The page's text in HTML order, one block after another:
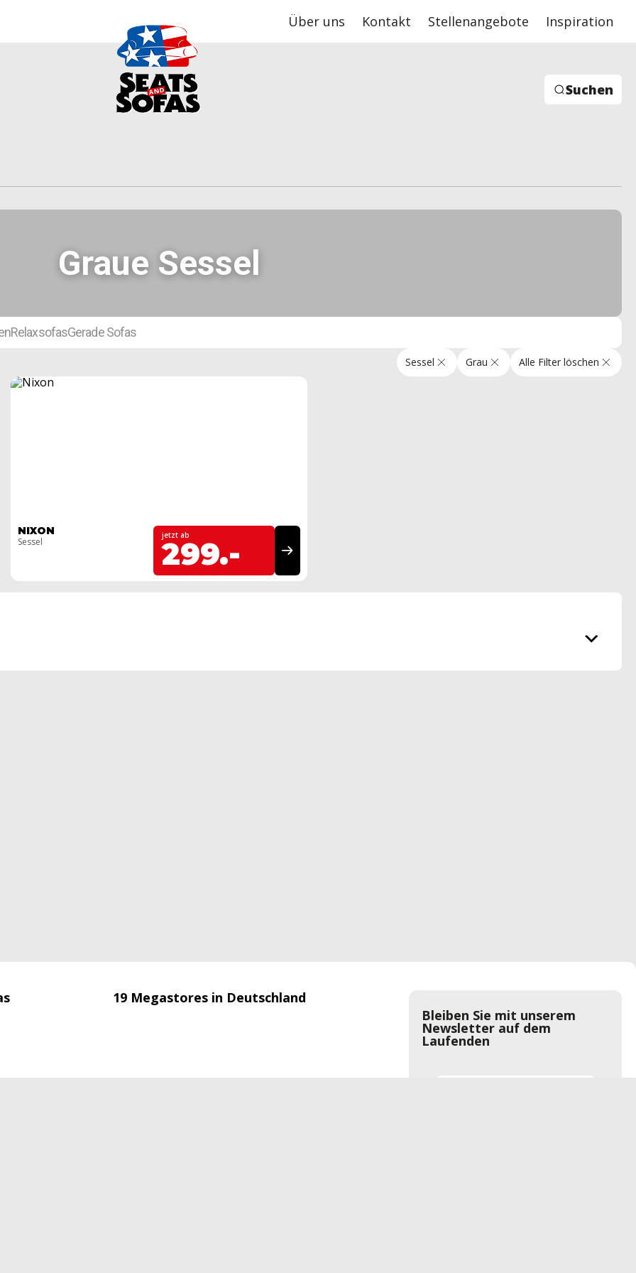
Über uns Kontakt Stellenangebote Inspiration
Suchen
Graue Sessel
RelaxsofasGerade Sofas
Sessel Grau Alle Filter löschen
NIXON
Sessel
jetzt ab
299.-
19 Megastores in Deutschland
Bleiben Sie mit unserem
Newsletter auf dem
Laufenden